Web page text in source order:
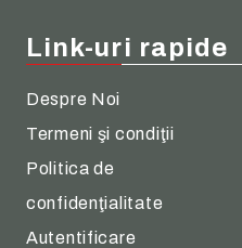
Link-uri rapide
Despre Noi
Termeni şi condiţii
Politica de
confidenţialitate
Autentificare